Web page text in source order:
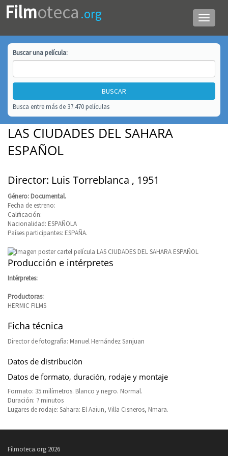
Menú
de
Filmoteca .org
Buscar unapelícula:
Busca entre más de 37.470 películas
LAS CIUDADES DEL SAHARA
ESPAÑOL
Director: Luis Torreblanca , 1951
Género: Documental.
Fecha de estreno:
Calificación:
Nacionalidad: ESPAÑOLA
Países participantes: ESPAÑA.
Producción e intérpretes
Intérpretes:
Productoras:
HERMIC FILMS
Ficha técnica
Director de fotografía: Manuel Hernández Sanjuan
Datos de distribución
Datos de formato, duración, rodaje y montaje
Formato: 35 milímetros. Blanco y negro. Normal.
Duración: 7 minutos
Lugares de rodaje: Sahara: El Aaiun, Villa Cisneros, Nmara.
Filmoteca.org 2026